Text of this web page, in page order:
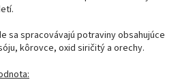
sa spracovávajú potraviny obsahujúce
kôrovce, oxid siričitý a orechy.